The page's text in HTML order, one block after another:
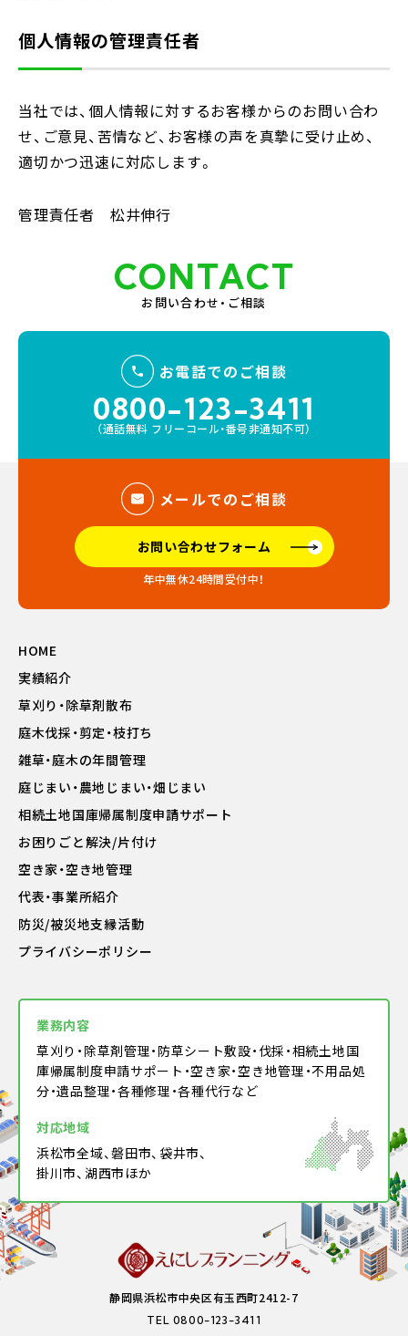
個人情報の管理責任者
当社では、個人情報に対するお客様からのお問い合わ
せ、ご意見、苦情など、お客様の声を真摯に受け止め、
適切かつ迅速に対応します。
管理責任者 松井伸行
CONTACT
お問い合わせ・ご相談
お電話でのご相談
0800-123-3411
（通話無料 フリーコール・番号非通知不可）
メールでのご相談
お問い合わせフォーム
年中無休24時間受付中！
HOME
実績紹介
草刈り・除草剤散布
庭木伐採・剪定・枝打ち
雑草・庭木の年間管理
庭じまい・農地じまい・畑じまい
相続土地国庫帰属制度申請サポート
お困りごと解決/片付け
空き家・空き地管理
代表・事業所紹介
防災/被災地支縁活動
プライバシーポリシー
静岡県浜松市中央区有玉西町2412-7
TEL 0800-123-3411
業務内容
草刈り・除草剤管理・防草シート敷設・伐採・相続土地国
庫帰属制度申請サポート・空き家・空き地管理・不用品処
分・遺品整理・各種修理・各種代行など
対応地域
浜松市全域、磐田市、袋井市、
掛川市、湖西市ほか